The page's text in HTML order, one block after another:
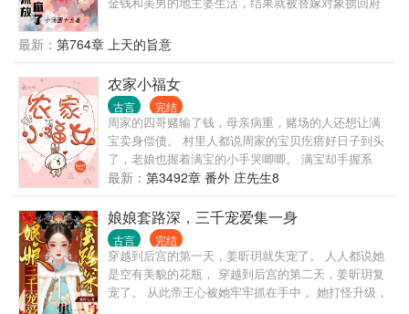
田空间，后又因为被美色迷惑而顺势答应嫁给他。 之
后更是开启了许愿空间，当知道要被抄家流放之后，
冷月和男主提前搬空了国库、京城大贪官和众皇子的
府邸，收获满满的踏上流放之路。 一路走，一路收，
不仅没受罪，反而赚来个盆满钵满。 路上的刺杀和暗
害不断，来一个，杀一个，来两个，灭一双。
最新： 第764章 上天的旨意
农家小福女
古言 完结
周家的四哥赌输了钱，母亲病重，赌场的人还想让满
宝卖身偿债。 村里人都说周家的宝贝疙瘩好日子到头
了，老娘也握着满宝的小手哭唧唧。 满宝却手握系
统，带着兄弟嫂子们开荒，种地，种药材，开铺
子…… 日子越过越好，嫂子们却开始忧心满宝的婚
事。 “小姑，庄先生的孙子不错，又斯文又会读书，配
你正好。” “小姑，还是钱老爷家的小儿子好，又漂
亮，又听话，一定不会顶嘴。” 满宝抿嘴一笑：“我早
就想好了，就选被我从小揍到大的竹马白善宝。” 书友
交流群：307547705，回答问题进入 坑品有保证，已
完结的作品有《林氏荣华》《重生娘子在种田》等六
最新： 第3492章 番外 庄先生8
娘娘套路深，三千宠爱集一身
古言 完结
穿越到后宫的第一天，姜昕玥就失宠了。 人人都说她
是空有美貌的花瓶， 穿越到后宫的第二天，姜昕玥复
宠了。 从此帝王心被她牢牢抓在手中， 她打怪升级，